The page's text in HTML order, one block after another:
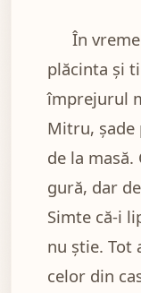
În
plăcinta și
împrejurul
Mitru, șade
de la
gură, dar
Simte că-i
nu știe. Tot
celor din